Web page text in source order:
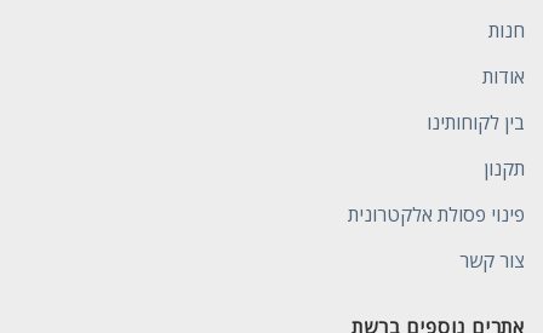
חנות
אודות
בין לקוחותינו
תקנון
פינוי פסולת אלקטרונית
צור קשר
אתרים נוספים ברשת